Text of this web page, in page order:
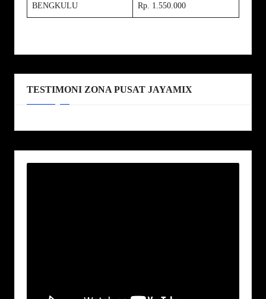
BENGKULU Rp. 1.550.000
TESTIMONI ZONA PUSAT JAYAMIX